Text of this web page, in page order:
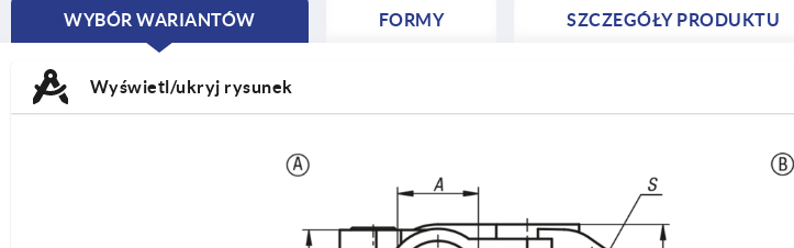
WYBÓR WARIANTÓW
CURRENT
FORMY SZCZEGÓŁY PRODUKTU
Wyświetl/ukryj rysunek